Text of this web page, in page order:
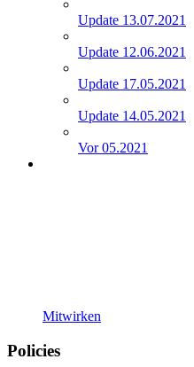
Update 13.07.2021
Update 12.06.2021
Update 17.05.2021
Update 14.05.2021
Vor 05.2021
Mitwirken
Policies